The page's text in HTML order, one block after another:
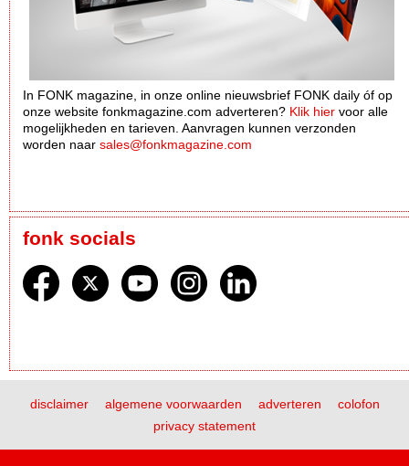
In FONK magazine, in onze online nieuwsbrief FONK daily óf op
onze website fonkmagazine.com adverteren? Klik hier voor alle
mogelijkheden en tarieven. Aanvragen kunnen verzonden
worden naar sales@fonkmagazine.com
fonk socials
disclaimer algemene voorwaarden adverteren
colofon
privacy statement